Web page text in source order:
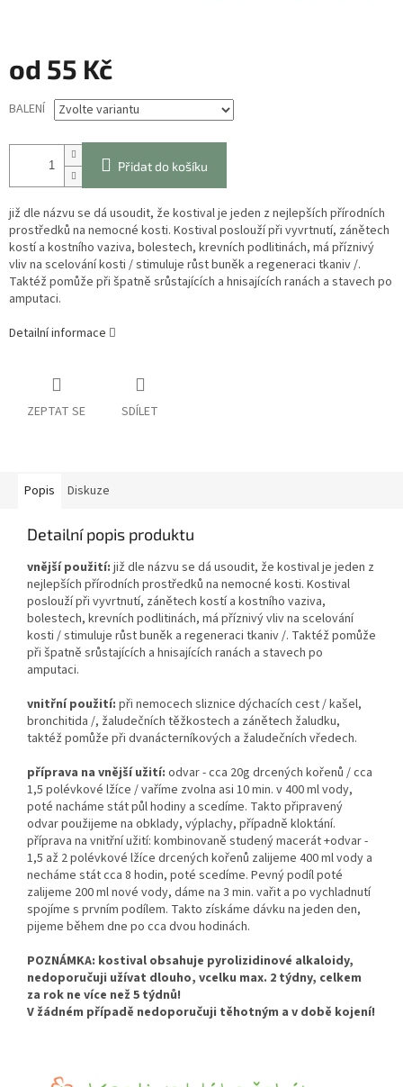
od 55 Kč
Měrná
cena:
BALENÍ
Přidat do košíku
již dle názvu se dá usoudit, že kostival je jeden z nejlepších přírodních
prostředků na nemocné kosti. Kostival poslouží při vyvrtnutí, zánětech
kostí a kostního vaziva, bolestech, krevních podlitinách, má příznivý
vliv na scelování kosti / stimuluje růst buněk a regeneraci tkaniv /.
Taktéž pomůže při špatně srůstajících a hnisajících ranách a stavech po
amputaci.
Detailní informace
ZEPTAT SE SDÍLET
Popis Diskuze
Detailní popis produktu
vnější použití: již dle názvu se dá usoudit, že kostival je jeden z
nejlepších přírodních prostředků na nemocné kosti. Kostival
poslouží při vyvrtnutí, zánětech kostí a kostního vaziva,
bolestech, krevních podlitinách, má příznivý vliv na scelování
kosti / stimuluje růst buněk a regeneraci tkaniv /. Taktéž pomůže
při špatně srůstajících a hnisajících ranách a stavech po
amputaci.
vnitřní použití: při nemocech sliznice dýchacích cest / kašel,
bronchitida /, žaludečních těžkostech a zánětech žaludku,
taktéž pomůže při dvanácterníkových a žaludečních vředech.
příprava na vnější užití: odvar - cca 20g drcených kořenů / cca
1,5 polévkové lžíce / vaříme zvolna asi 10 min. v 400 ml vody,
poté nacháme stát půl hodiny a scedíme. Takto připravený
odvar použijeme na obklady, výplachy, případně kloktání.
příprava na vnitřní užití: kombinovaně studený macerát +odvar -
1,5 až 2 polévkové lžíce drcených kořenů zalijeme 400 ml vody a
necháme stát cca 8 hodin, poté scedíme. Pevný podíl poté
zalijeme 200 ml nové vody, dáme na 3 min. vařit a po vychladnutí
spojíme s prvním podílem. Takto získáme dávku na jeden den,
pijeme během dne po cca dvou hodinách.
POZNÁMKA: kostival obsahuje pyrolizidinové alkaloidy,
nedoporučuji užívat dlouho, vcelku max. 2 týdny, celkem
za rok ne více než 5 týdnů!
V žádném případě nedoporučuji těhotným a v době kojení!